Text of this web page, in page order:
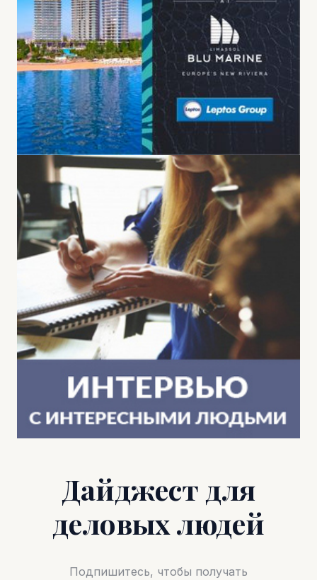
Дайджест для
деловых людей
Подпишитесь, чтобы получать